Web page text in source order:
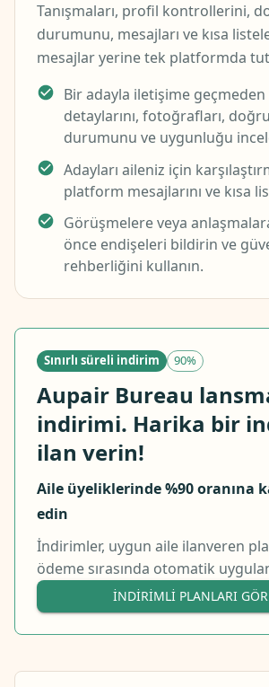
Tanışmaları, profil kontrollerini,
durumunu, mesajları ve kısa
mesajlar yerine tek platformda
Bir adayla iletişime
detaylarını, fotoğrafları,
durumunu ve uygunluğu
Adayları aileniz için
platform mesajlarını ve kısa
Görüşmelere veya
önce endişeleri bildirin ve
rehberliğini kullanın.
Sınırlı süreli indirim 90%
Aupair Bureau
indirimi. Harika bir
ilan verin!
Aile üyeliklerinde %90 oranına
edin
İndirimler, uygun aile ilanveren
ödeme sırasında otomatik
İNDIRIMLI PLANLARI GÖR